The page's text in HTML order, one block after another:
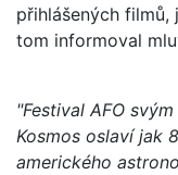
přihlášených filmů,
tom informoval
"Festival AFO
Kosmos oslaví jak
amerického